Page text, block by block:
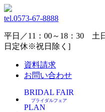
tel.0573-67-8888
平日／11：00～18：30 土
日定休※祝日除く]
資料請求
お問い合わせ
BRIDAL FAIR
ブライダルフェア
PLAN